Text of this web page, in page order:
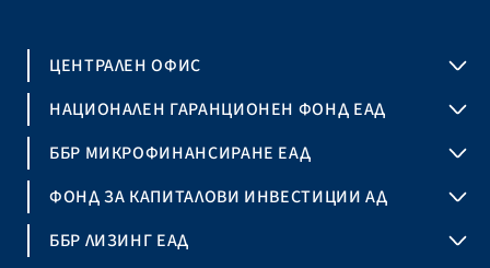
ЦЕНТРАЛЕН ОФИС
София 1000
НАЦИОНАЛЕН ГАРАНЦИОНЕН ФОНД ЕАД
София 1000
ББР МИКРОФИНАНСИРАНЕ ЕАД
София 1421
ФОНД ЗА КАПИТАЛОВИ ИНВЕСТИЦИИ АД
София 1784
ББР ЛИЗИНГ ЕАД